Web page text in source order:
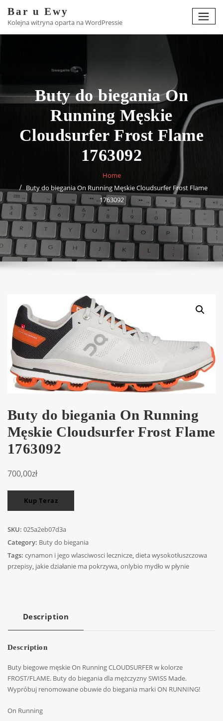
content
Bar u Ewy
Kolejna witryna oparta na WordPressie
Buty do biegania On
Running Męskie
Cloudsurfer Frost Flame
1763092
Home
Buty do biegania On Running Męskie Cloudsurfer Frost Flame
1763092
Buty do biegania On Running
Męskie Cloudsurfer Frost Flame
1763092
700,00zł
Kup Teraz
SKU: 025a2eb07d3a
Category: Buty do biegania
Tags: cynamon i jego wlasciwosci lecznicze,dieta wysokotłuszczowa
przepisy, jakie działanie ma pokrzywa,onlybio mydło w płynie
Description
Description
Buty biegowe męskie On Running CLOUDSURFER w kolorze
FROST/FLAME. Buty do biegania dla mężczyzny SWISS Made.
Wypróbuj renomowane obuwie do biegania marki ON RUNNING!
On Running